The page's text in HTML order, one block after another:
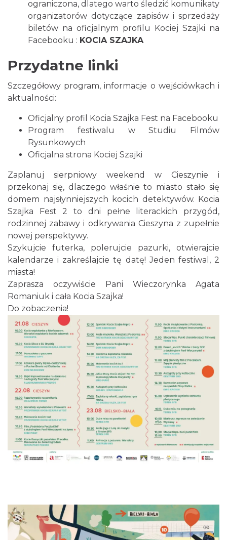
Cieszyn
2026-08-23
1.66 km
Cieszyn
2026-08-30
1.66 km
Cieszyn
1.66 km
Cieszyn
2026-08-23
1.66 km
Koncert na głos i organy - Paweł Konik &
Maciej Zakrzewski
Cieszyn
ograniczona, dlatego warto śledzić komunikaty
organizatorów dotyczące zapisów i sprzedaży
biletów na oficjalnym profilu Kociej Szajki na
Facebooku : KOCIA SZAJKA
Przydatne linki
Szczegółowy program, informacje o wejściówkach i
aktualności:
Oficjalny profil Kocia Szajka Fest na Facebooku
Program festiwalu w Studiu Filmów
Rysunkowych
Oficjalna strona Kociej Szajki
Zaplanuj sierpniowy weekend w Cieszynie i
przekonaj się, dlaczego właśnie to miasto stało się
domem najsłynniejszych kocich detektywów. Kocia
Szajka Fest 2 to dni pełne literackich przygód,
rodzinnej zabawy i odkrywania Cieszyna z zupełnie
nowej perspektywy.
Szykujcie futerka, polerujcie pazurki, otwierajcie
kalendarze i zakreślajcie tę datę! Jeden festiwal, 2
miasta!
Zaprasza oczywiście Pani Wieczorynka Agata
Romaniuk i cała Kocia Szajka!
Do zobaczenia!